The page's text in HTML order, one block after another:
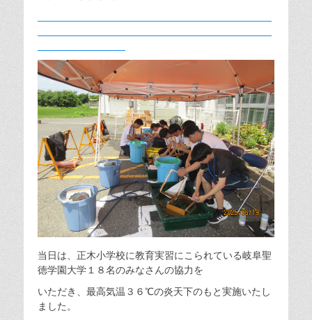
当日は、正木小学校に教育実習にこられている岐阜聖
徳学園大学１８名のみなさんの協力を
いただき、最高気温３６℃の炎天下のもと実施いたし
ました。